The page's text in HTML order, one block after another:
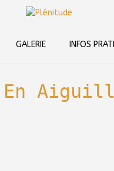
GALERIE INFOS
En